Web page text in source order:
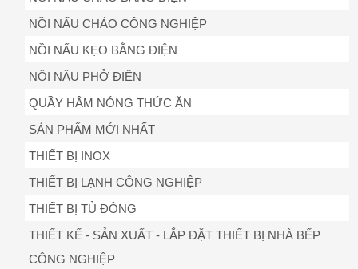
NỒI NẤU CHÁO CÔNG NGHIỆP
NỒI NẤU KẸO BẰNG ĐIỆN
NỒI NẤU PHỞ ĐIỆN
QUẦY HÂM NÓNG THỨC ĂN
SẢN PHẨM MỚI NHẤT
THIẾT BỊ INOX
THIẾT BỊ LẠNH CÔNG NGHIỆP
THIẾT BỊ TỦ ĐÔNG
THIẾT KẾ - SẢN XUẤT - LẮP ĐẶT THIẾT BỊ NHÀ BẾP
CÔNG NGHIỆP